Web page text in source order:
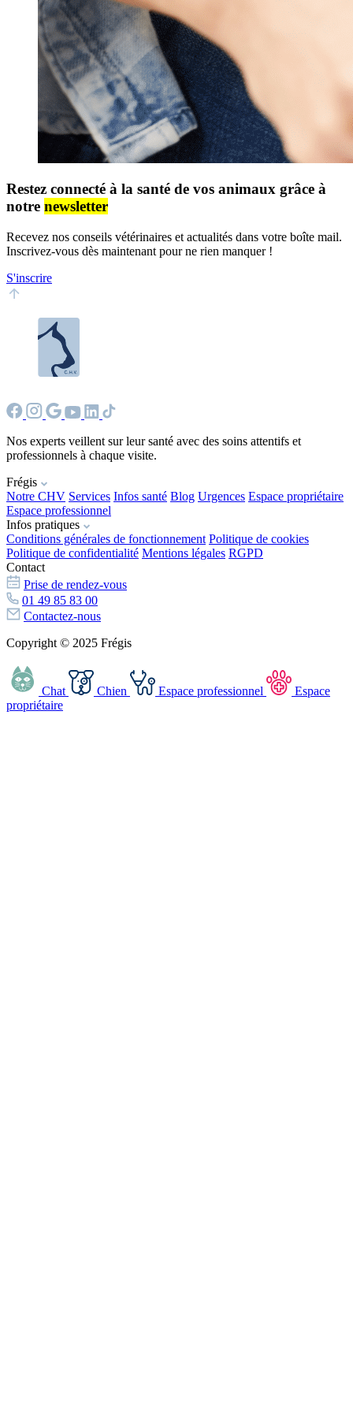
Restez connecté à la santé de vos animaux grâce à
notre newsletter
Recevez nos conseils vétérinaires et actualités dans votre boîte mail.
Inscrivez-vous dès maintenant pour ne rien manquer !
S'inscrire
Nos experts veillent sur leur santé avec des soins attentifs et
professionnels à chaque visite.
Frégis
Notre CHV Services Infos santé Blog Urgences Espace propriétaire
Espace professionnel
Infos pratiques
Conditions générales de fonctionnement Politique de cookies
Politique de confidentialité Mentions légales RGPD
Contact
Prise de rendez-vous
01 49 85 83 00
Contactez-nous
Copyright © 2025 Frégis
Chat Chien Espace professionnel
Espace
propriétaire